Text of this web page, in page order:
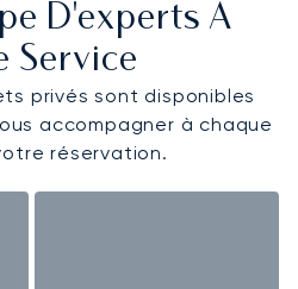
D'experts À
Service
privés sont disponibles
accompagner à chaque
réservation.